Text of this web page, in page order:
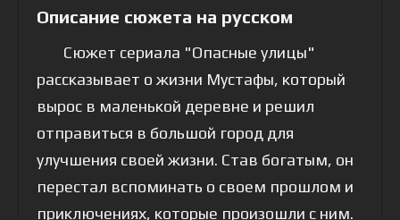
Описание сюжета на русском
Сюжет сериала "Опасные улицы"
рассказывает о жизни Мустафы, который
вырос в маленькой деревне и решил
отправиться в большой город для
улучшения своей жизни. Став богатым, он
перестал вспоминать о своем прошлом и
приключениях, которые произошли с ним.